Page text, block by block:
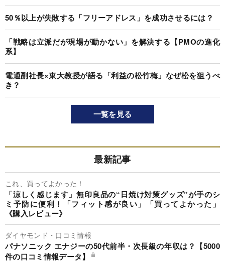
50％以上が失敗する「フリーアドレス」を成功させるには？
「戦略は立派だが現場が動かない」を解決する【PMOの進化
系】
電通副社長×東大教授が語る「利益の松竹梅」なぜ松を狙うべ
き？
一覧を見る
最新記事
これ、買ってよかった！
「涼しく感じます」無印良品の“日焼け対策グッズ”が手のシ
ミ予防に便利！「フィット感が良い」「買ってよかった」
《購入レビュー》
ダイヤモンド・口コミ情報
パナソニック エナジーの50代前半・次長級の年収は？【5000
件の口コミ情報データ】